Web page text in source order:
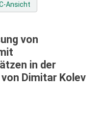
Ansicht
von
in der
von Dimitar Kolev